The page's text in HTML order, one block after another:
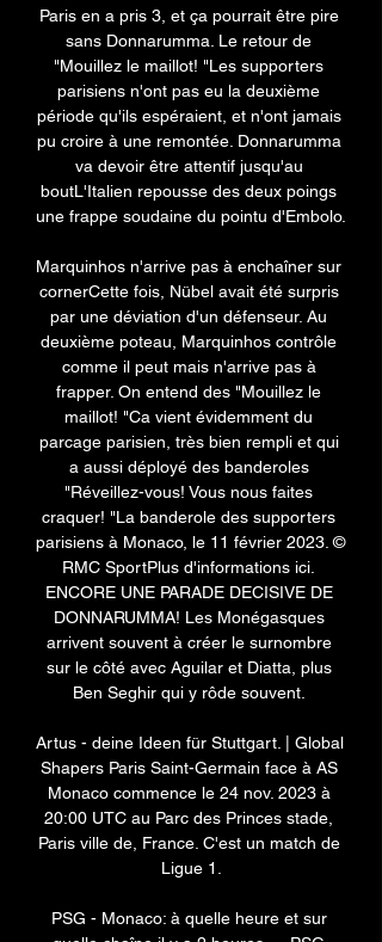
Paris en a pris 3, et ça pourrait être pire
sans Donnarumma. Le retour de
"Mouillez le maillot! "Les supporters
parisiens n'ont pas eu la deuxième
période qu'ils espéraient, et n'ont jamais
pu croire à une remontée. Donnarumma
va devoir être attentif jusqu'au
boutL'Italien repousse des deux poings
une frappe soudaine du pointu d'Embolo.
Marquinhos n'arrive pas à enchaîner sur
cornerCette fois, Nübel avait été surpris
par une déviation d'un défenseur. Au
deuxième poteau, Marquinhos contrôle
comme il peut mais n'arrive pas à
frapper. On entend des "Mouillez le
maillot! "Ca vient évidemment du
parcage parisien, très bien rempli et qui
a aussi déployé des banderoles
"Réveillez-vous! Vous nous faites
craquer! "La banderole des supporters
parisiens à Monaco, le 11 février 2023. ©
RMC SportPlus d'informations ici.
ENCORE UNE PARADE DECISIVE DE
DONNARUMMA! Les Monégasques
arrivent souvent à créer le surnombre
sur le côté avec Aguilar et Diatta, plus
Ben Seghir qui y rôde souvent.
Artus - deine Ideen für Stuttgart. | Global
Shapers Paris Saint-Germain face à AS
Monaco commence le 24 nov. 2023 à
20:00 UTC au Parc des Princes stade,
Paris ville de, France. C'est un match de
Ligue 1.
PSG - Monaco: à quelle heure et sur